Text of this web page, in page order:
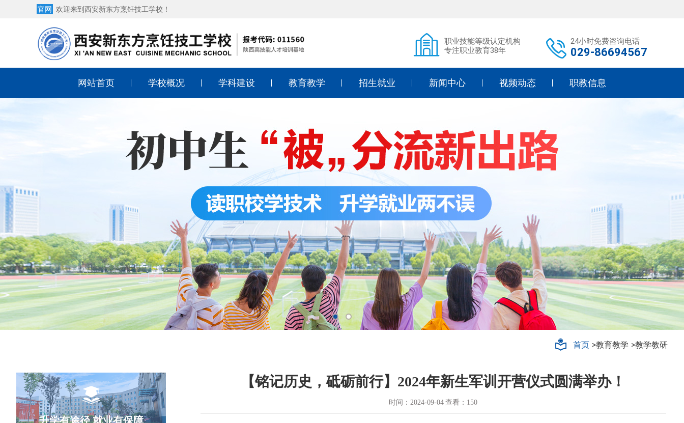
官网 欢迎来到西安新东方烹饪技工学校！
职业技能等级认定机构
专注职业教育38年
24小时免费咨询电话
029-86694567
网站首页 学校概况
学校环境
师资团队
学科建设
西式面点
西式烹调
酒店管理
幼儿教育
形象设计
高铁乘务
健康护理
教育教学
教育专利
技能考证
招生就业
入学须知
学费标准
入学答疑
线上报名
就业动态
新闻中心
德育教育
通知公告
行业动态
视频动态
职教政策
媒体聚焦
职教信息
形象设计
首页 >教育教学 >教学教研
【铭记历史，砥砺前行】2024年新生军训开营仪式圆满举办！
时间：2024-09-04 查看：150